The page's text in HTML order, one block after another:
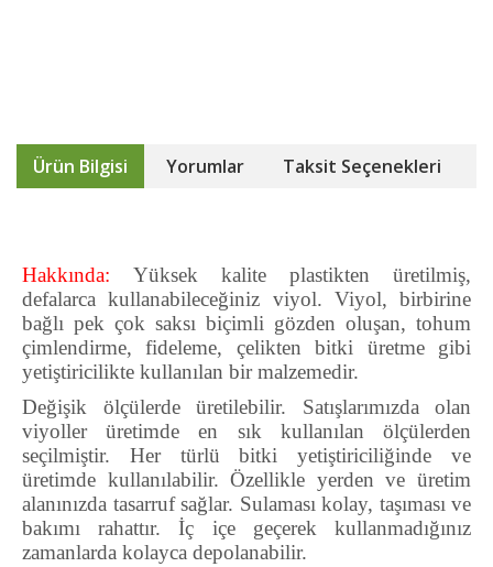
Ürün Bilgisi Yorumlar Taksit Seçenekleri
Hakkında: Yüksek kalite plastikten üretilmiş,
defalarca kullanabileceğiniz viyol. Viyol, birbirine
bağlı pek çok saksı biçimli gözden oluşan, tohum
çimlendirme, fideleme, çelikten bitki üretme gibi
yetiştiricilikte kullanılan bir malzemedir.
Değişik ölçülerde üretilebilir. Satışlarımızda olan
viyoller üretimde en sık kullanılan ölçülerden
seçilmiştir. Her türlü bitki yetiştiriciliğinde ve
üretimde kullanılabilir. Özellikle yerden ve üretim
alanınızda tasarruf sağlar. Sulaması kolay, taşıması ve
bakımı rahattır. İç içe geçerek kullanmadığınız
zamanlarda kolayca depolanabilir.